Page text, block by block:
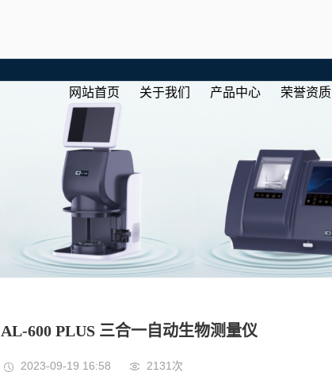
网站首页 关于我们 产品中心 荣誉资质
AL-600 PLUS 三合一自动生物测量仪
2023-09-19 16:58 2131次